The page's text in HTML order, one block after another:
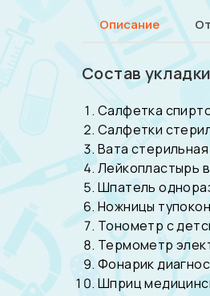
Описание
Состав укладки
Салфетка
Салфетки
Вата стерильная
Лейкопластырь
Шпатель
Ножницы
Тонометр с
Термометр
Фонарик
Шприц